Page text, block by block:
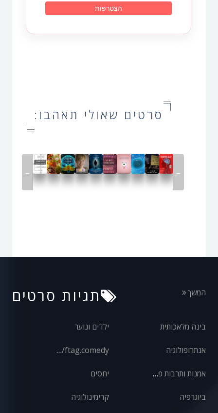
סרטים שאולי תאהבו:
← →
תגיות סרטים המשך
בינה מלאכותית
אנתרופולוגיה
אמנות ותרבות פופולרית
ביוגרפיה
ילדים ונוער
front/ftag.comedy
יחסים
קרימינולוגיה